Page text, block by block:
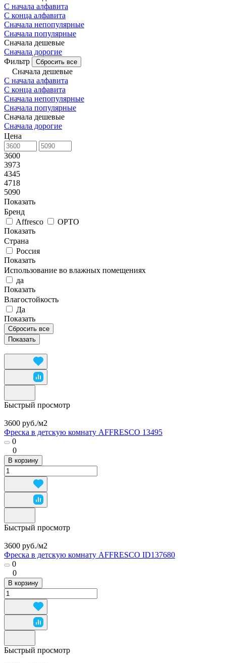
С начала алфавита
С конца алфавита
Сначала непопулярные
Сначала популярные
Сначала дешевые
Сначала дорогие
Фильтр
Сбросить все
Сначала дешевые
С начала алфавита
С конца алфавита
Сначала непопулярные
Сначала популярные
Сначала дешевые
Сначала дорогие
Цена
3600
3973
4345
4718
5090
Показать
Бренд
Affresco
ОРТО
Показать
Страна
Россия
Показать
Использование во влажных помещениях
да
Показать
Влагостойкость
Да
Показать
Сбросить все
Быстрый просмотр
3600 руб./м2
Фреска в детскую комнату AFFRESCO 13495
0
0
В корзину
Быстрый просмотр
3600 руб./м2
Фреска в детскую комнату AFFRESCO ID137680
0
0
В корзину
Быстрый просмотр